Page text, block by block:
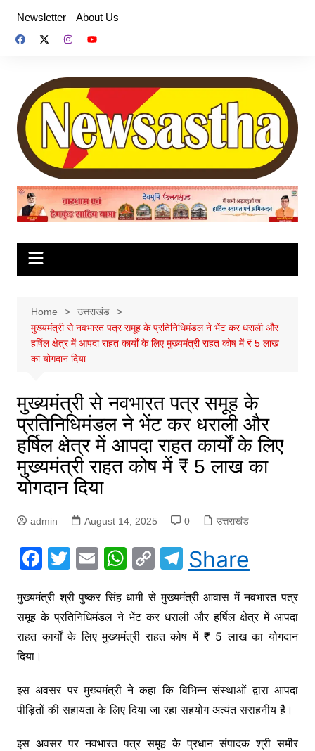
content
Newsletter About Us
Home
उत्तराखंड
मुख्यमंत्री से नवभारत पत्र समूह के प्रतिनिधिमंडल ने भेंट कर धराली और
हर्षिल क्षेत्र में आपदा राहत कार्यों के लिए मुख्यमंत्री राहत कोष में ₹ 5 लाख
का योगदान दिया
मुख्यमंत्री से नवभारत पत्र समूह के
प्रतिनिधिमंडल ने भेंट कर धराली और
हर्षिल क्षेत्र में आपदा राहत कार्यों के लिए
मुख्यमंत्री राहत कोष में ₹ 5 लाख का
योगदान दिया
admin August 14, 2025 0 उत्तराखंड
F
c
e
b
o
k
T
itt
er
E
ai
l
W
at
s
A
p
C
p
y
Li
k
T
el
e
gr
a
Share
मुख्यमंत्री श्री पुष्कर सिंह धामी से मुख्यमंत्री आवास में नवभारत पत्र
समूह के प्रतिनिधिमंडल ने भेंट कर धराली और हर्षिल क्षेत्र में आपदा
राहत कार्यों के लिए मुख्यमंत्री राहत कोष में ₹ 5 लाख का योगदान
दिया।
इस अवसर पर मुख्यमंत्री ने कहा कि विभिन्न संस्थाओं द्वारा आपदा
पीड़ितों की सहायता के लिए दिया जा रहा सहयोग अत्यंत सराहनीय है।
इस अवसर पर नवभारत पत्र समूह के प्रधान संपादक श्री समीर